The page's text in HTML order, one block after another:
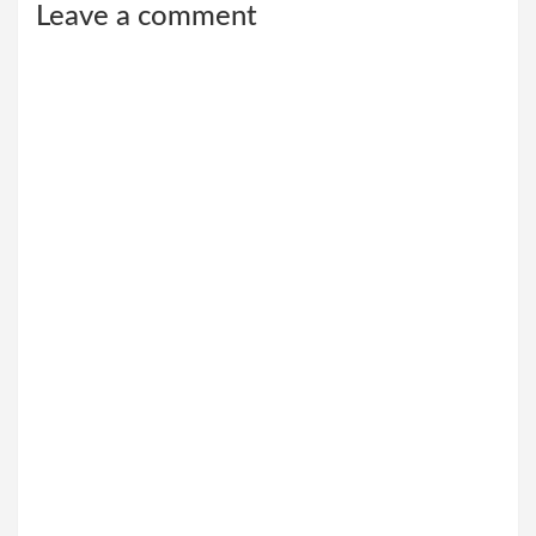
Leave a comment